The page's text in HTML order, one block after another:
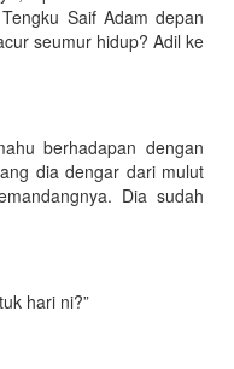
Saif Adam depan
seumur hidup? Adil ke
berhadapan dengan
dia dengar dari mulut
Dia sudah
hari ni?”